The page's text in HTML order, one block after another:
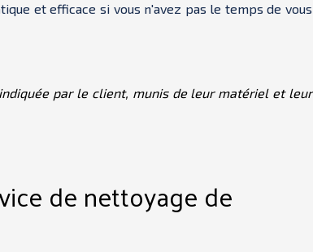
et efficace si vous n'avez pas le temps de vous
par le client, munis de leur matériel et leur
de nettoyage de